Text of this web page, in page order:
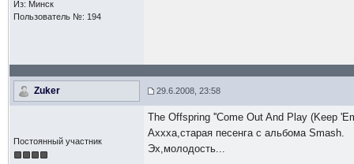
Из: Минск
Пользователь №: 194
Zuker 29.6.2008, 23:58
Постоянный участник
The Offspring ''Come Out And Play (Keep
Аххха,старая песенга с альбома Smash.
Эх,молодость...